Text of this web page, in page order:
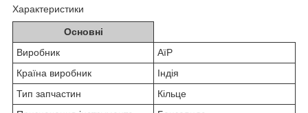
Характеристики
Основні
Виробник
АїР
Країна виробник
Індія
Тип запчастин
Кільце